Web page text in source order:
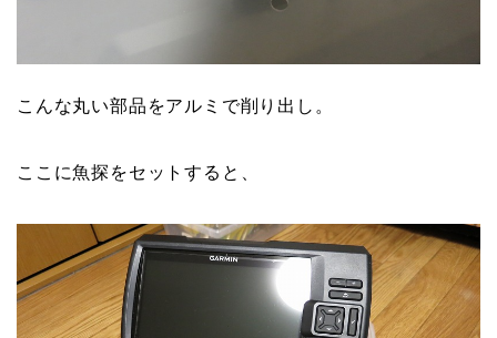
こんな丸い部品をアルミで削り出し。
ここに魚探をセットすると、